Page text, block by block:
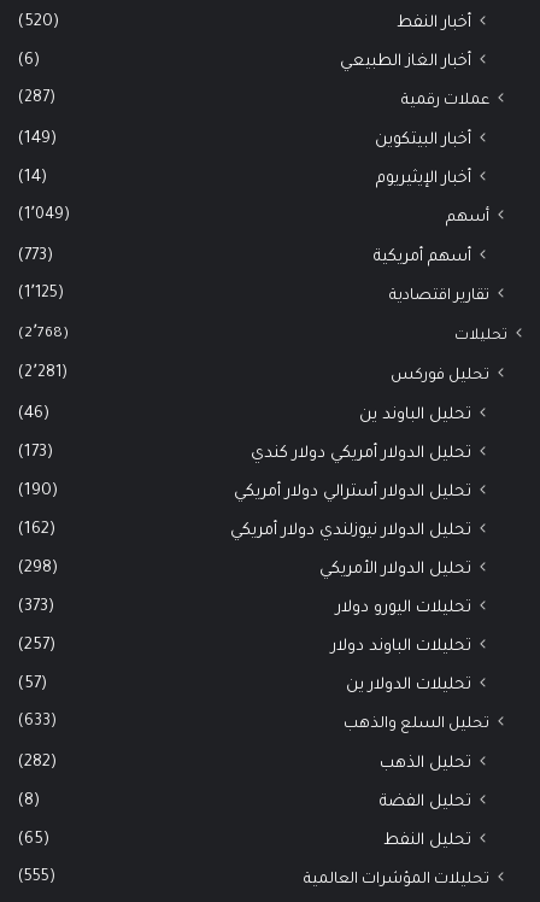
أخبار النفط (520)
أخبار الغاز الطبيعي (6)
عملات رقمية (287)
أخبار البيتكوين (149)
أخبار الإيثيريوم (14)
أسهم (1٬049)
أسهم أمريكية (773)
تقارير اقتصادية (1٬125)
تحليلات (2٬768)
تحليل فوركس (2٬281)
تحليل الباوند ين (46)
تحليل الدولار أمريكي دولار كندي (173)
تحليل الدولار أسترالي دولار أمريكي (190)
تحليل الدولار نيوزلندي دولار أمريكي (162)
تحليل الدولار الأمريكي (298)
تحليلات اليورو دولار (373)
تحليلات الباوند دولار (257)
تحليلات الدولار ين (57)
تحليل السلع والذهب (633)
تحليل الذهب (282)
تحليل الفضة (8)
تحليل النفط (65)
تحليلات المؤشرات العالمية (555)